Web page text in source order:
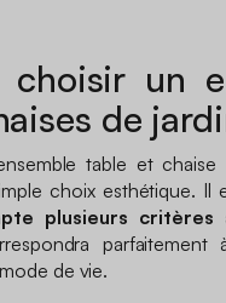
choisir un
de
table et chaise
choix esthétique. Il
plusieurs critères
parfaitement
de vie.